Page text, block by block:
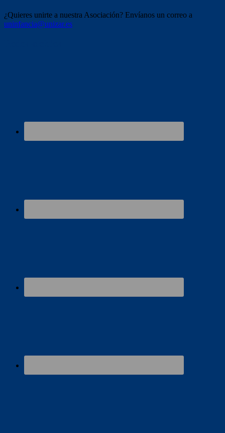
¿Quieres unirte a nuestra Asociación? Envíanos un correo a
uninfancia@unizar.es